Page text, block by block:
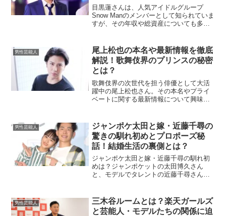
目黒蓮さんは、人気アイドルグループ
Snow Manのメンバーとして知られていま
すが、その年収や総資産についても多く
いて詳しく見ていきましょう。目黒蓮の
年収はどれくらい？...
男性芸能人
尾上松也の本名や最新情報を徹底
解説！歌舞伎界のプリンスの秘密
とは？
歌舞伎界の次世代を担う俳優として大活
躍中の尾上松也さん。その本名やプライ
ベートに関する最新情報について興味を
リアやプライベートについて掘り下げて
いきます。尾上松也の本名...
男性芸能人
ジャンポケ太田と嫁・近藤千尋の
驚きの馴れ初めとプロポーズ秘
話！結婚生活の裏側とは？
ジャンポケ太田と嫁・近藤千尋の馴れ初
めは？ジャンポケットの太田博久さん
と、モデルでタレントの近藤千尋さんの
近藤さんはお笑いに詳しくなく、太田さ
んを「競輪選手」と勘違いす...
男性芸能人
三木谷ルームとは？楽天ガールズ
と芸能人・モデルたちの関係に迫